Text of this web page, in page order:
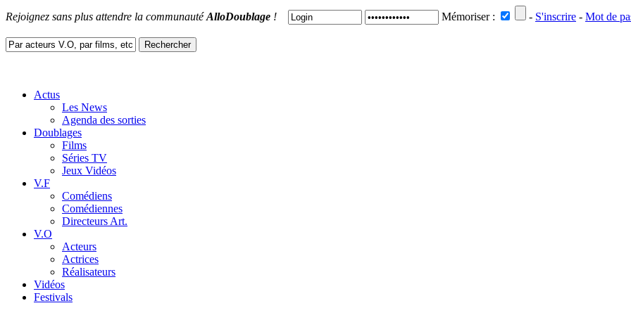
Rejoignez sans plus attendre la communautéAlloDoublage ! Mémoriser : - S'inscrire - Mot de
Actus
Les News
Agenda des sorties
Doublages
Films
Séries TV
Jeux Vidéos
V.F
Comédiens
Comédiennes
Directeurs Art.
V.O
Acteurs
Actrices
Réalisateurs
Vidéos
Festivals